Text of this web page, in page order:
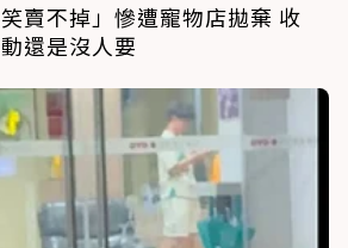
賣不掉」慘遭寵物店拋棄 收
還是沒人要